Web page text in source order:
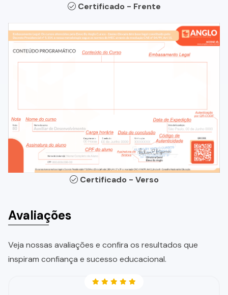
Certificado - Frente
Certificado - Verso
Avaliações
Veja nossas avaliações e confira os resultados que
inspiram confiança e sucesso educacional.